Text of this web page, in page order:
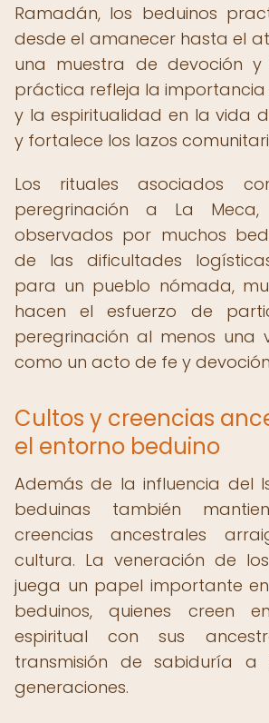
Ramadán, los beduinos
desde el amanecer hasta el
una muestra de devoción y
práctica refleja la importancia
y la espiritualidad en la vida
y fortalece los lazos
Los rituales asociados
peregrinación a La
observados por muchos
de las dificultades
para un pueblo nómada,
hacen el esfuerzo de
peregrinación al menos una
como un acto de fe y
Cultos y creencias
el entorno beduino
Además de la influencia del
beduinas también
creencias ancestrales
cultura. La veneración de
juega un papel importante
beduinos, quienes creen
espiritual con sus
transmisión de sabiduría
generaciones.